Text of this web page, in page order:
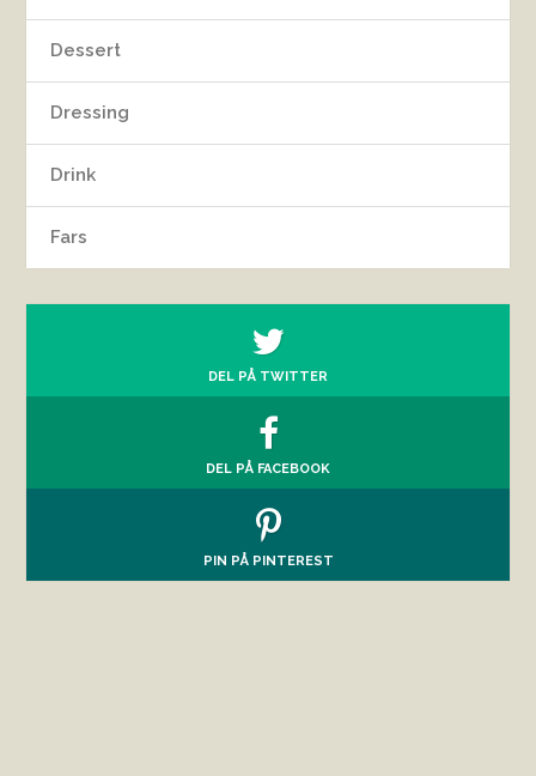
Dessert
Dressing
Drink
Fars
DEL PÅ TWITTER
DEL PÅ FACEBOOK
PIN PÅ PINTEREST